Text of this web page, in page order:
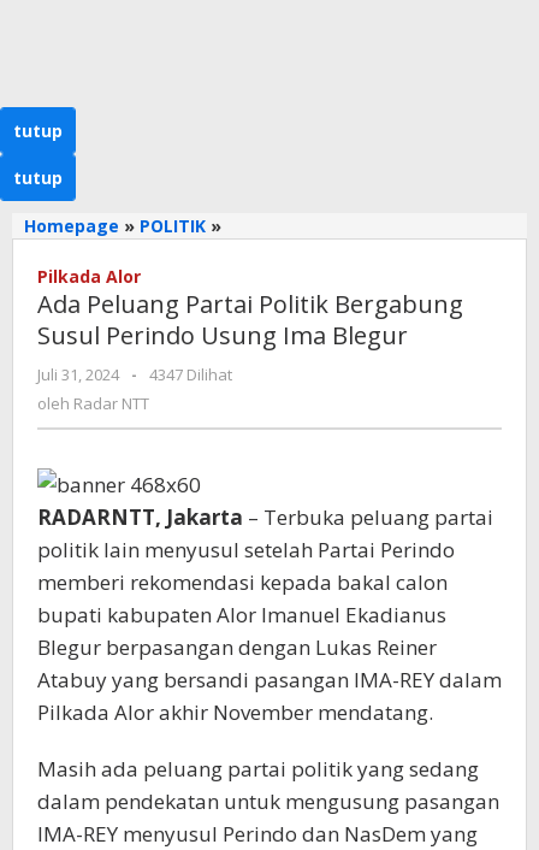
tutup
tutup
Homepage » POLITIK »Ada
Politik
Bergabung
Susul
Perindo
Ima
Pilkada Alor
Ada Peluang Partai Politik Bergabung
Susul Perindo Usung Ima Blegur
Juli 31, 2024
oleh
Radar
-
4347 Dilihat
oleh Radar NTT
RADARNTT, Jakarta – Terbuka peluang partai
politik lain menyusul setelah Partai Perindo
memberi rekomendasi kepada bakal calon
bupati kabupaten Alor Imanuel Ekadianus
Blegur berpasangan dengan Lukas Reiner
Atabuy yang bersandi pasangan IMA-REY dalam
Pilkada Alor akhir November mendatang.
Masih ada peluang partai politik yang sedang
dalam pendekatan untuk mengusung pasangan
IMA-REY menyusul Perindo dan NasDem yang